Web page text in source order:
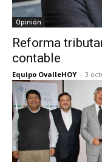
Opinión
Reforma
contable
Equipo OvalleHOY - 3